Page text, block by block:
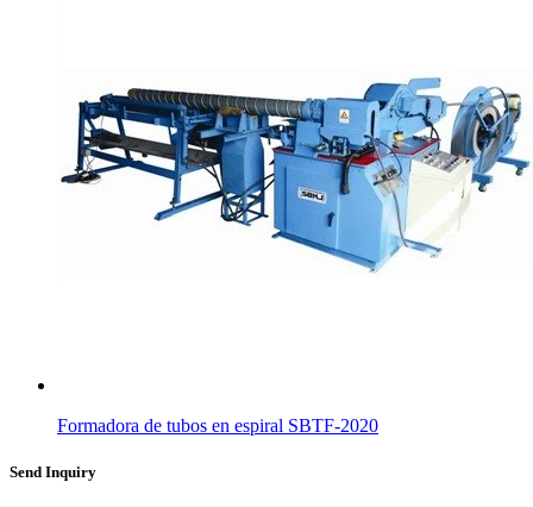
Formadora de tubos en espiral SBTF-2020
Send Inquiry